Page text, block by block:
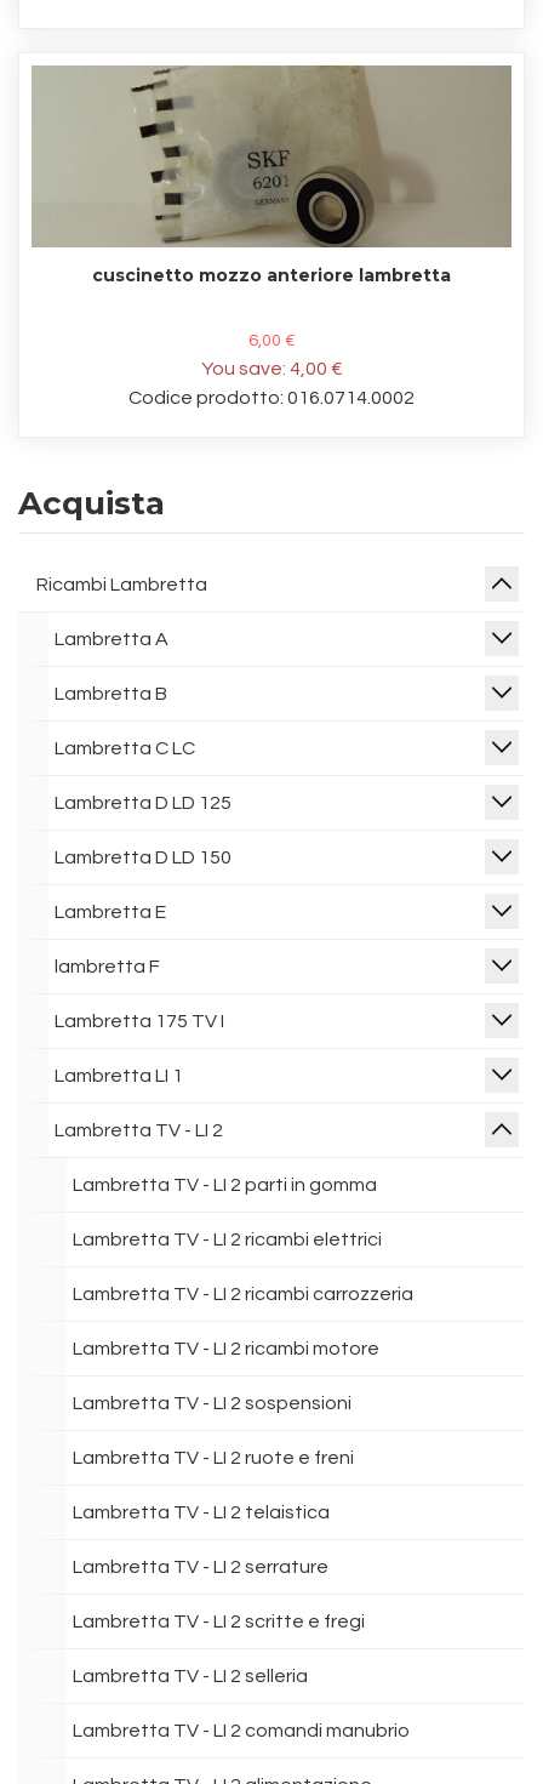
cuscinetto mozzo anteriore lambretta
6,00 €
You save: 4,00 €
Codice prodotto: 016.0714.0002
Acquista
Ricambi Lambretta
Lambretta A
Lambretta B
Lambretta C LC
Lambretta D LD 125
Lambretta D LD 150
Lambretta E
lambretta F
Lambretta 175 TV I
Lambretta LI 1
Lambretta TV - LI 2
Lambretta TV - LI 2 parti in gomma
Lambretta TV - LI 2 ricambi elettrici
Lambretta TV - LI 2 ricambi carrozzeria
Lambretta TV - LI 2 ricambi motore
Lambretta TV - LI 2 sospensioni
Lambretta TV - LI 2 ruote e freni
Lambretta TV - LI 2 telaistica
Lambretta TV - LI 2 serrature
Lambretta TV - LI 2 scritte e fregi
Lambretta TV - LI 2 selleria
Lambretta TV - LI 2 comandi manubrio